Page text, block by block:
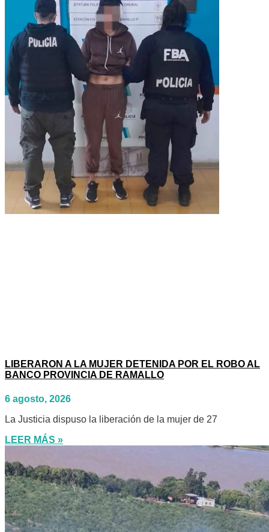
LIBERARON A LA MUJER DETENIDA POR EL ROBO AL
BANCO PROVINCIA DE RAMALLO
6 agosto, 2026
La Justicia dispuso la liberación de la mujer de 27
LEER MÁS »